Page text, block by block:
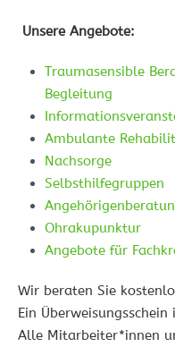
Unsere Angebote:
Traumasensible
Begleitung
Ambulante
Nachsorge
Selbsthilfegruppen
Ohrakupunktur
Angebote für
Wir beraten Sie
Ein
Alle Mitarbeiter*innen